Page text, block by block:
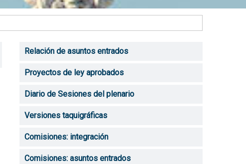
Relación de asuntos entrados
Proyectos de ley aprobados
Diario de Sesiones del plenario
Versiones taquigráficas
Comisiones: integración
Comisiones: asuntos entrados